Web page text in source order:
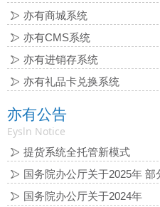
亦有商城系统
亦有CMS系统
亦有进销存系统
亦有礼品卡兑换系统
亦有公告
Eysln Notice
提货系统全托管新模式
国务院办公厅关于2025年
国务院办公厅关于2024年